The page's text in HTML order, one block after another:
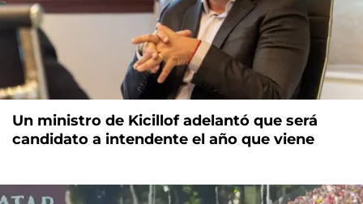
Un ministro de Kicillof adelantó que será
candidato a intendente el año que viene